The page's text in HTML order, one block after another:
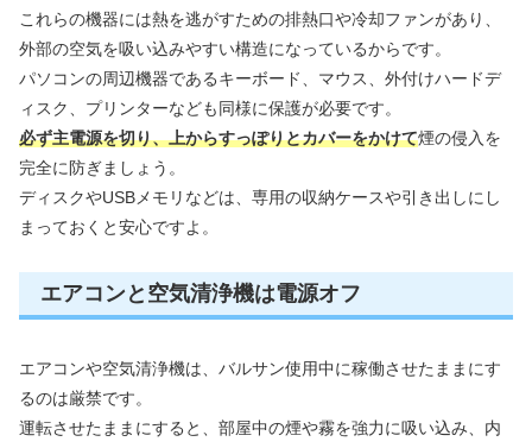
これらの機器には熱を逃がすための排熱口や冷却ファンがあり、
外部の空気を吸い込みやすい構造になっているからです。
パソコンの周辺機器であるキーボード、マウス、外付けハードデ
ィスク、プリンターなども同様に保護が必要です。
必ず主電源を切り、上からすっぽりとカバーをかけて煙の侵入を
完全に防ぎましょう。
ディスクやUSBメモリなどは、専用の収納ケースや引き出しにし
まっておくと安心ですよ。
エアコンと空気清浄機は電源オフ
エアコンや空気清浄機は、バルサン使用中に稼働させたままにす
るのは厳禁です。
運転させたままにすると、部屋中の煙や霧を強力に吸い込み、内